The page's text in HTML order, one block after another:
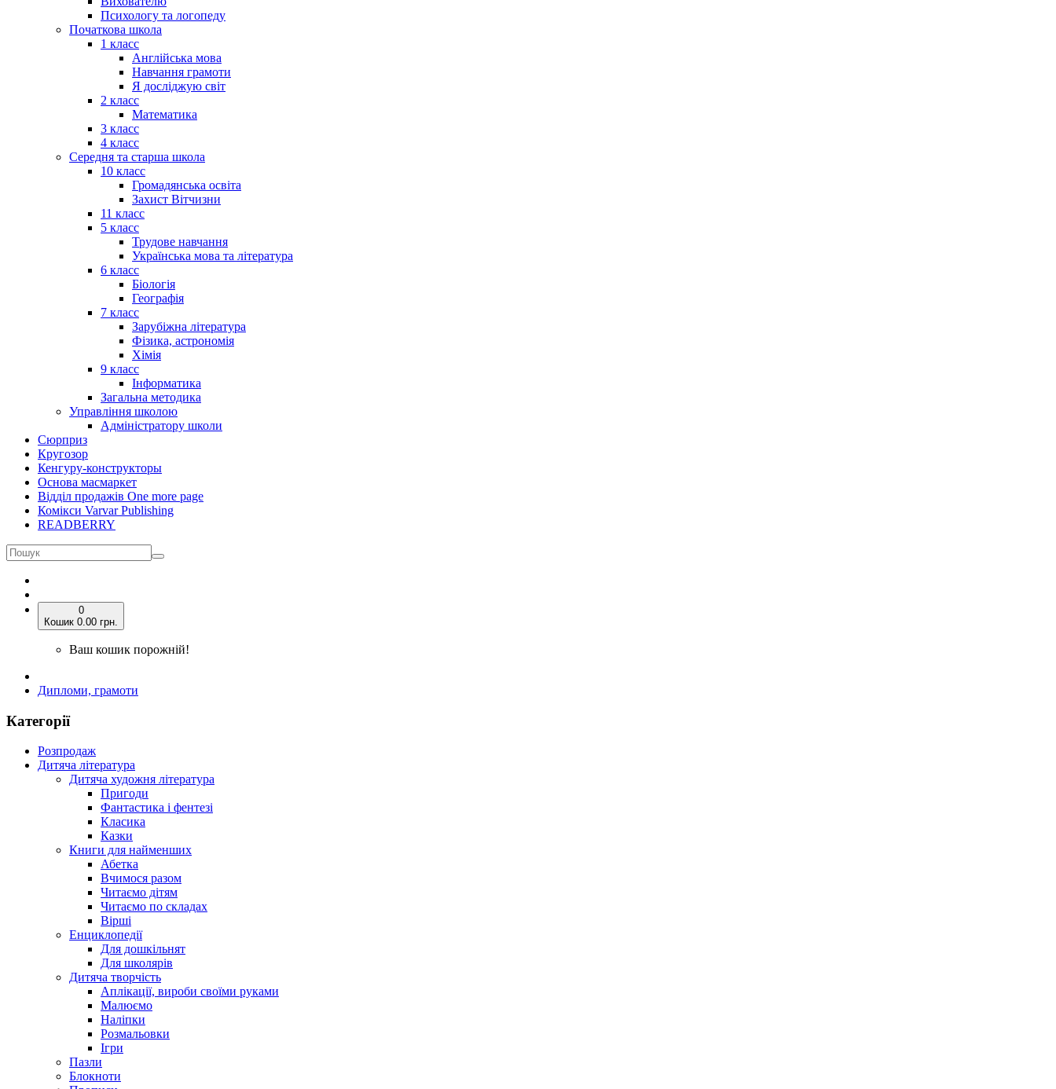
Психологу та логопеду
Початкова школа
1 класс
Англійська мова
Навчання грамоти
Я досліджую світ
2 класс
Математика
3 класс
4 класс
Середня та старша школа
10 класс
Громадянська освіта
Захист Вітчизни
11 класс
5 класс
Трудове навчання
Українська мова та література
6 класс
Біологія
Географія
7 класс
Зарубіжна література
Фізика, астрономія
Хімія
9 класс
Інформатика
Загальна методика
Управління школою
Адміністратору школи
Сюрприз
Кругозор
Кенгуру-конструкторы
Основа масмаркет
Відділ продажів One more page
Комікси Varvar Publishing
READBERRY
0
Кошик 0.00 грн.
Ваш кошик порожній!
Дипломи, грамоти
Категорії
Розпродаж
Дитяча література
Дитяча художня література
Пригоди
Фантастика і фентезі
Класика
Казки
Книги для найменших
Абетка
Вчимося разом
Читаємо дітям
Читаємо по складах
Вірші
Енциклопедії
Для дошкільнят
Для школярів
Дитяча творчість
Аплікації, вироби своїми руками
Малюємо
Наліпки
Розмальовки
Ігри
Пазли
Блокноти